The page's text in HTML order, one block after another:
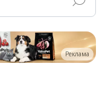
Реклама